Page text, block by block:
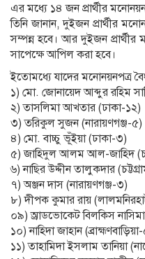
এর মধ্যে ১৪ জন প্রার্থীর
তিনি জানান, দুইজন প্রার্থীর
সম্পন্ন হবে। আর দুইজন
সাপেক্ষে আপিল করা হবে।
ইতোমধ্যে যাদের মনোনয়নপত্র
১) মো. জোনায়েদ আব্দুর রহিম
২) তাসলিমা আখতার (ঢাকা-১২)
৩) তরিকুল সুজন (নারায়ণগঞ্জ-৫)
৪) মো. বাচ্চু ভূঁইয়া (ঢাকা-৩)
৫) জাহিদুল আলম আল-জাহিদ
৬) নাছির উদ্দীন তালুকদার
৭) অঞ্জন দাস (নারায়ণগঞ্জ-৩)
৮) দীপক কুমার রায়
০৯) অ্রাডভোকেট বিলকিস
১০) নাহিদা জাহান
১১) তাহামিদা ইসলাম তানিয়া